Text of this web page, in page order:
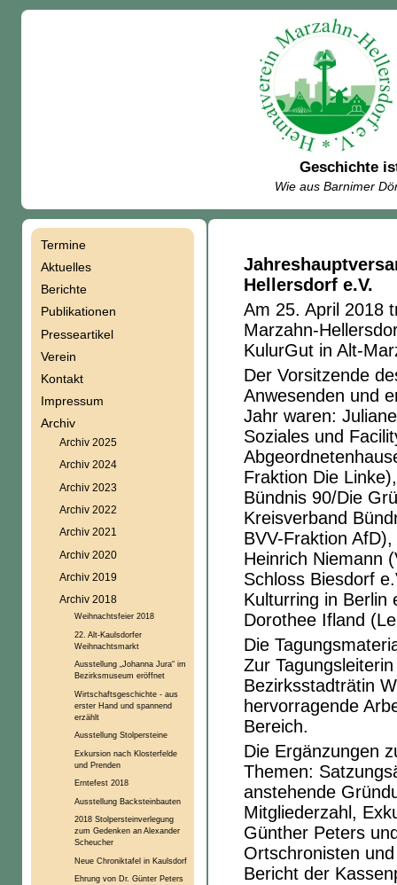
Geschichte
Wie aus Barnimer
Hellersdorf e.V.
Am 25. April 2018
Marzahn-
KulurGut in Alt-
Der Vorsitzende
Anwesenden und
Jahr waren:
Soziales und
Fraktion Die
Bündnis 90/Die
Kreisverband
BVV-Fraktion
Heinrich Niemann
Schloss Biesdorf
Kulturring in Berlin
Dorothee Ifland
Die
Zur
Bezirksstadträtin
hervorragende
Bereich.
Die Ergänzungen
Themen:
anstehende
Mitgliederzahl,
Günther Peters
Ortschronisten
Bericht der
Termine
Aktuelles
Berichte
Publikationen
Presseartikel
Verein
Kontakt
Impressum
Archiv
Archiv 2025
Archiv 2024
Archiv 2023
Archiv 2022
Archiv 2021
Archiv 2020
Archiv 2019
Archiv 2018
Weihnachtsfeier 2018
22. Alt-Kaulsdorfer
Weihnachtsmarkt
Ausstellung „Johanna Jura“ im
Bezirksmuseum eröffnet
Wirtschaftsgeschichte - aus
erster Hand und spannend
erzählt
Ausstellung Stolpersteine
Exkursion nach Klosterfelde
und Prenden
Erntefest 2018
Ausstellung Backsteinbauten
2018 Stolpersteinverlegung
zum Gedenken an Alexander
Scheucher
Neue Chroniktafel in Kaulsdorf
Ehrung von Dr. Günter Peters